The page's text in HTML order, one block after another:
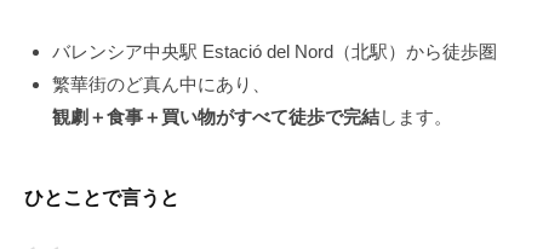
バレンシア中央駅 Estació del Nord（北駅）から徒歩圏
繁華街のど真ん中にあり、
観劇＋食事＋買い物がすべて徒歩で完結します。
ひとことで言うと